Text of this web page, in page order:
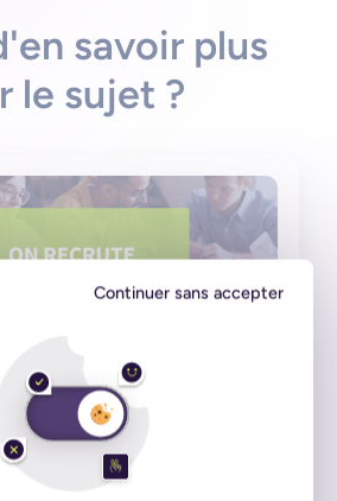
Continuer sans accepter
savoir plus
le sujet ?
mobile Flutter